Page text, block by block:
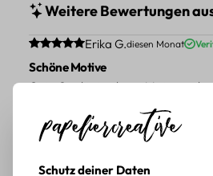
Weitere Bewertungen
Durchschnittliche Bewertung von 5
Erika G.diesen Monat
Schöne Motive
Gute Qualität, schöne Motive,
BEWERTETER ARTIKEL
mit botanischen Motiven
Schutz deiner Daten